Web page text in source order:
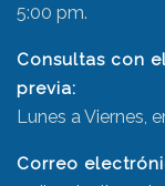
5:00 pm.
Consultas con
previa:
Lunes a Viernes,
Correo